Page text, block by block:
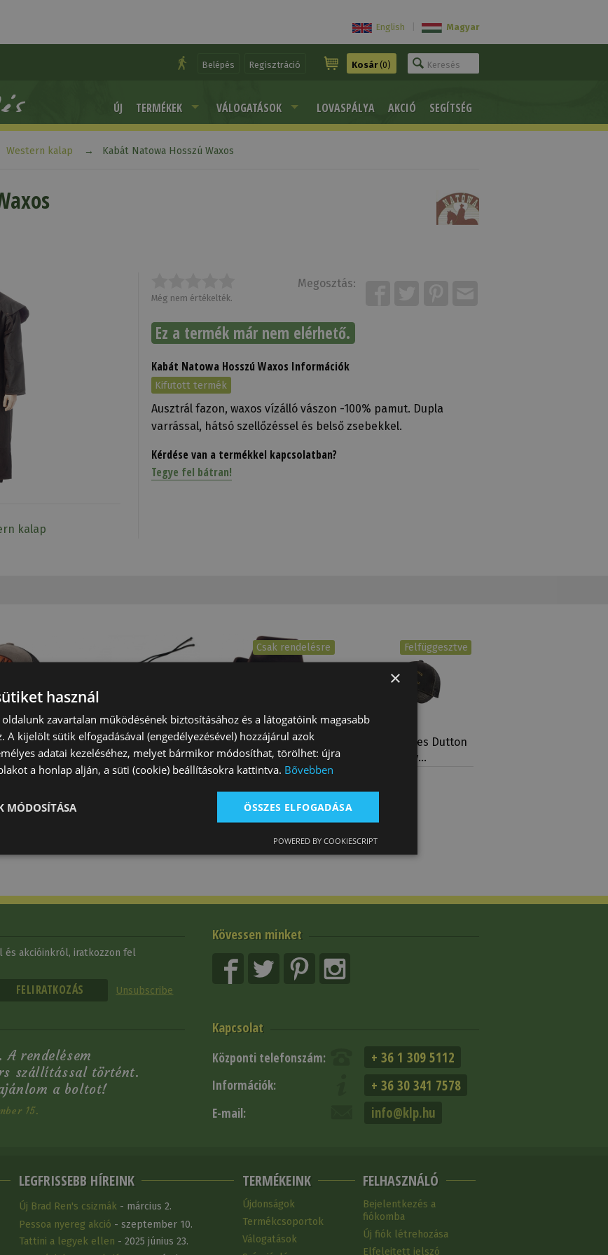
English Magyar
Belépés Regisztráció Kosár(0)
ÚJ TERMÉKEK VÁLOGATÁSOK LOVASPÁLYA AKCIÓ SEGÍTSÉG
Western kalap Kabát Natowa Hosszú Waxos
Még nem értékelték.
Megosztás:
Ez a termék már nem elérhető.
Kabát Natowa Hosszú Waxos Információk
Kifutott termék
Ausztrál fazon, waxos vízálló vászon -100% pamut. Dupla
varrással, hátsó szellőzéssel és belső zsebekkel.
Kérdése van a termékkel kapcsolatban?
Tegye fel bátran!
kalap
Dutton
Kalap Westernhez
Lekötőzsinór
Csak rendelésre
Kalap Western Gyapjú
Felfüggesztve
Stars & Stripes Dutton
Ranch Yellow…
Kövessen minket
akcióinkról, iratkozzon fel
Unsubscribe
Kapcsolat
Központi telefonszám: + 36 1 309 5112
Információk: + 36 30 341 7578
E-mail: info@klp.hu
A rendelésem
szállítással történt.
a boltot!
15.
LEGFRISSEBB HÍREINK
Új Brad Ren's csizmák- március 2.
Pessoa nyereg akció - szeptember 10.
Tattini a legyek ellen - 2025 június 23.
TERMÉKEINK
Újdonságok
Termékcsoportok
Válogatások
FELHASZNÁLÓ
Bejelentkezés a
fiókomba
Új fiók létrehozása
Elfelejtett jelszó
×
használ
zavartalan működésének biztosításához és a látogatóink magasabb
A kijelölt sütik elfogadásával (engedélyezésével) hozzájárul azok
adatai kezeléséhez, melyet bármikor módosíthat, törölhet: újra
a honlap alján, a süti (cookie) beállításokra kattintva. Bővebben
ÖSSZES ELFOGADÁSA
MÓDOSÍTÁSA
POWERED BY COOKIESCRIPT